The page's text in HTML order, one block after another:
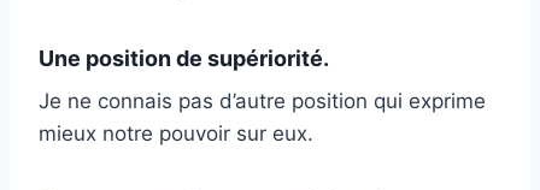
Une position de supériorité.
Je ne connais pas d’autre position qui exprime
mieux notre pouvoir sur eux.